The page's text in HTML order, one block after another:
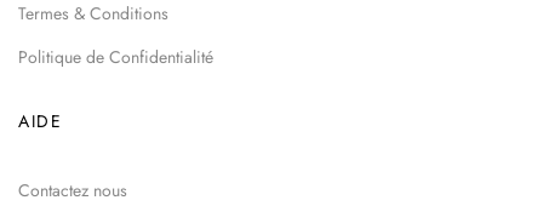
Termes & Conditions
Politique de Confidentialité
AIDE
Contactez nous